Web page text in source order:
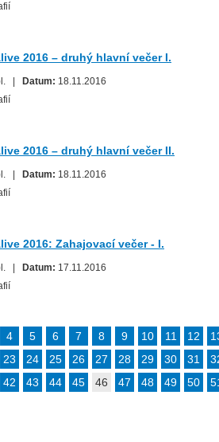
2016 – druhý hlavní večer I.
| Datum: 18.11.2016
2016 – druhý hlavní večer II.
| Datum: 18.11.2016
2016: Zahajovací večer - I.
| Datum: 17.11.2016
4 5 6 7 8 9 10 11 12
23 24 25 26 27 28 29 30 31
42 43 44 45 46 47 48 49 50